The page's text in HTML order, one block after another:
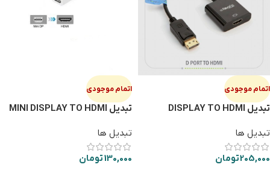
اتمام موجودی
تبدیل DISPLAY TO HDMI
تبدیل ها
205,000تومان
اتمام موجودی
تبدیل MINI DISPLAY TO HDMI
تبدیل ها
130,000تومان